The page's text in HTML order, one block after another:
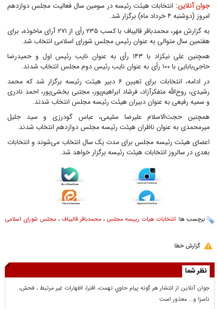
جوان آنلاین: انتخابات هیئت رئیسه در سومین سال فعالیت مجلس دوازدهم
امروز (دوشنبه ۴ خرداد ماه) برگزار شد.
به گزارش مهر، محمدباقر قالیباف با کسب ۲۳۵ رأی از ۲۷۱ آرای ماخوذه، برای
هفتمین سال متوالی به عنوان رئیس مجلس شورای اسلامی انتخاب شد.
همچنین علی نیکزاد با ۱۴۳ رأی به عنوان نایب رئیس اول و حمیدرضا
حاجی‌بابایی با ۱۰۰ رأی به عنوان نایب رئیس دوم مجلس انتخاب شدند.
در ادامه، انتخابات برای تعیین ۶ دبیر هیئت رئیسه برگزار شد که محمد
رشیدی، روح‌الله متفکرآزاد، فرشاد ابراهیم‌پور، مجتبی بخشی‌پور، احمد نادری
و سمیه رفیعی به عنوان دبیران هیئت رئیسه مجلس انتخاب شدند.
همچنین حجت‌الاسلام علیرضا سلیمی، عباس گودرزی و سید جلیل
میرمحمدی به عنوان ناظران هیئت رئیسه مجلس دوازدهم انتخاب شدند.
اعضای هیئت رئیسه مجلس برای مدت یک‌ سال انتخاب می‌شوند و انتخابات
بعدی در سالروز انتخابات هیئت رئیسه برگزار خواهد شد.
برچسب ها: انتخابات هیات رییسه مجلس ، محمدباقر قالیباف ، مجلس شورای اسلامی
گزارش خطا
نظر شما
جوان آنلاين از انتشار هر گونه پيام حاوي تهمت، افترا، اظهارات غير مرتبط ، فحش،
ناسزا و... معذور است